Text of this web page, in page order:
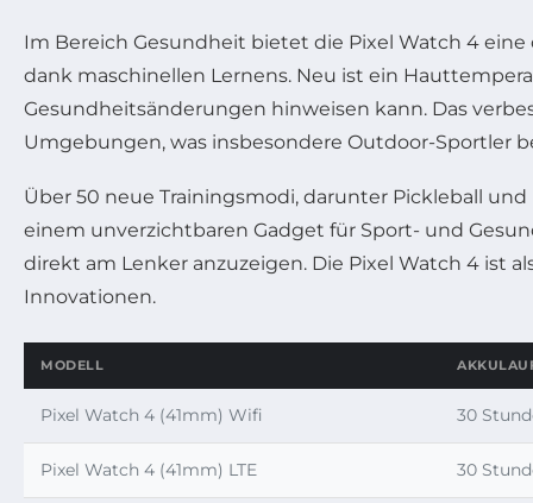
Im Bereich Gesundheit bietet die Pixel Watch 4 eine
dank maschinellen Lernens. Neu ist ein
Gesundheitsänderungen hinweisen kann. Das
Umgebungen, was insbesondere Outdoor-Sportler
Über 50 neue Trainingsmodi, darunter Pickleball
einem unverzichtbaren Gadget für Sport- und
direkt am Lenker anzuzeigen. Die Pixel Watch 4 ist
Innovationen.
MODELL
Pixel Watch 4 (41mm) Wifi 30
Pixel Watch 4 (41mm) LTE 30